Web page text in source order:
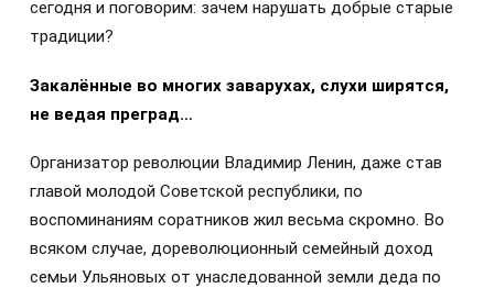
сегодня и поговорим: зачем нарушать добрые старые
традиции?
Закалённые во многих заварухах, слухи ширятся,
не ведая преград…
Организатор революции Владимир Ленин, даже став
главой молодой Советской республики, по
воспоминаниям соратников жил весьма скромно. Во
всяком случае, дореволюционный семейный доход
семьи Ульяновых от унаследованной земли деда по